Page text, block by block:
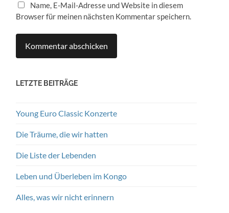
Name, E-Mail-Adresse und Website in diesem
Browser für meinen nächsten Kommentar speichern.
LETZTE BEITRÄGE
Young Euro Classic Konzerte
Die Träume, die wir hatten
Die Liste der Lebenden
Leben und Überleben im Kongo
Alles, was wir nicht erinnern